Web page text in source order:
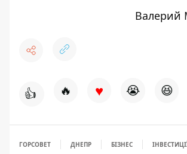
Валерий
👍 🔥 ♥ 😭 😆
ГОРСОВЕТ ДНЕПР БІЗНЕС